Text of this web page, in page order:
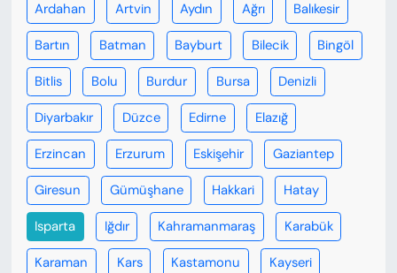
Ardahan Artvin Aydın Ağrı Balıkesir
Bartın Batman Bayburt Bilecik Bingöl
Bitlis Bolu Burdur Bursa Denizli
Diyarbakır Düzce Edirne Elazığ
Erzincan Erzurum Eskişehir Gaziantep
Giresun Gümüşhane Hakkari Hatay
Isparta Iğdır Kahramanmaraş Karabük
Karaman Kars Kastamonu Kayseri